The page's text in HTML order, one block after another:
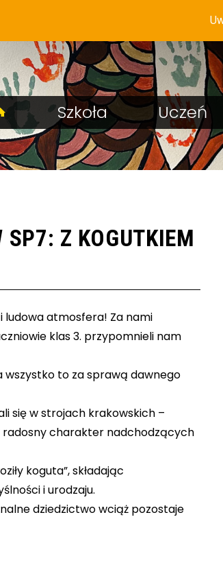
Szkoła Uczeń
Z KOGUTKIEM
ludowa atmosfera! Za nami
klas 3. przypomnieli nam
wszystko to za sprawą dawnego
się w strojach krakowskich –
radosny charakter nadchodzących
koguta”, składając
i urodzaju.
dziedzictwo wciąż pozostaje